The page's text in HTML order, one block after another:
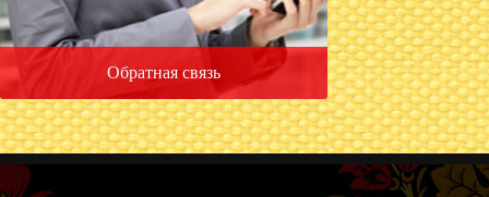
Обратная связь